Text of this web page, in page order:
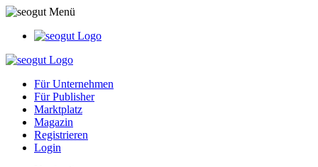
Für Unternehmen
Für Publisher
Marktplatz
Magazin
Registrieren
Login